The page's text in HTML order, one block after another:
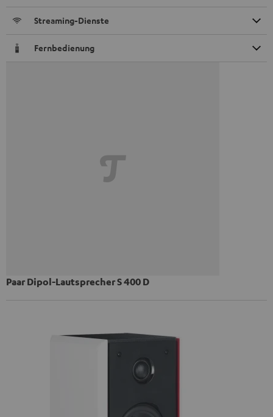
Streaming-Dienste
Fernbedienung
Paar Dipol-Lautsprecher S 400 D